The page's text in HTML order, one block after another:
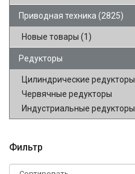
Приводная техника (2825)
Новые товары (1)
Редукторы
Цилиндрические редукторы
Червячные редукторы
Индустриальные редукторы
Фильтр